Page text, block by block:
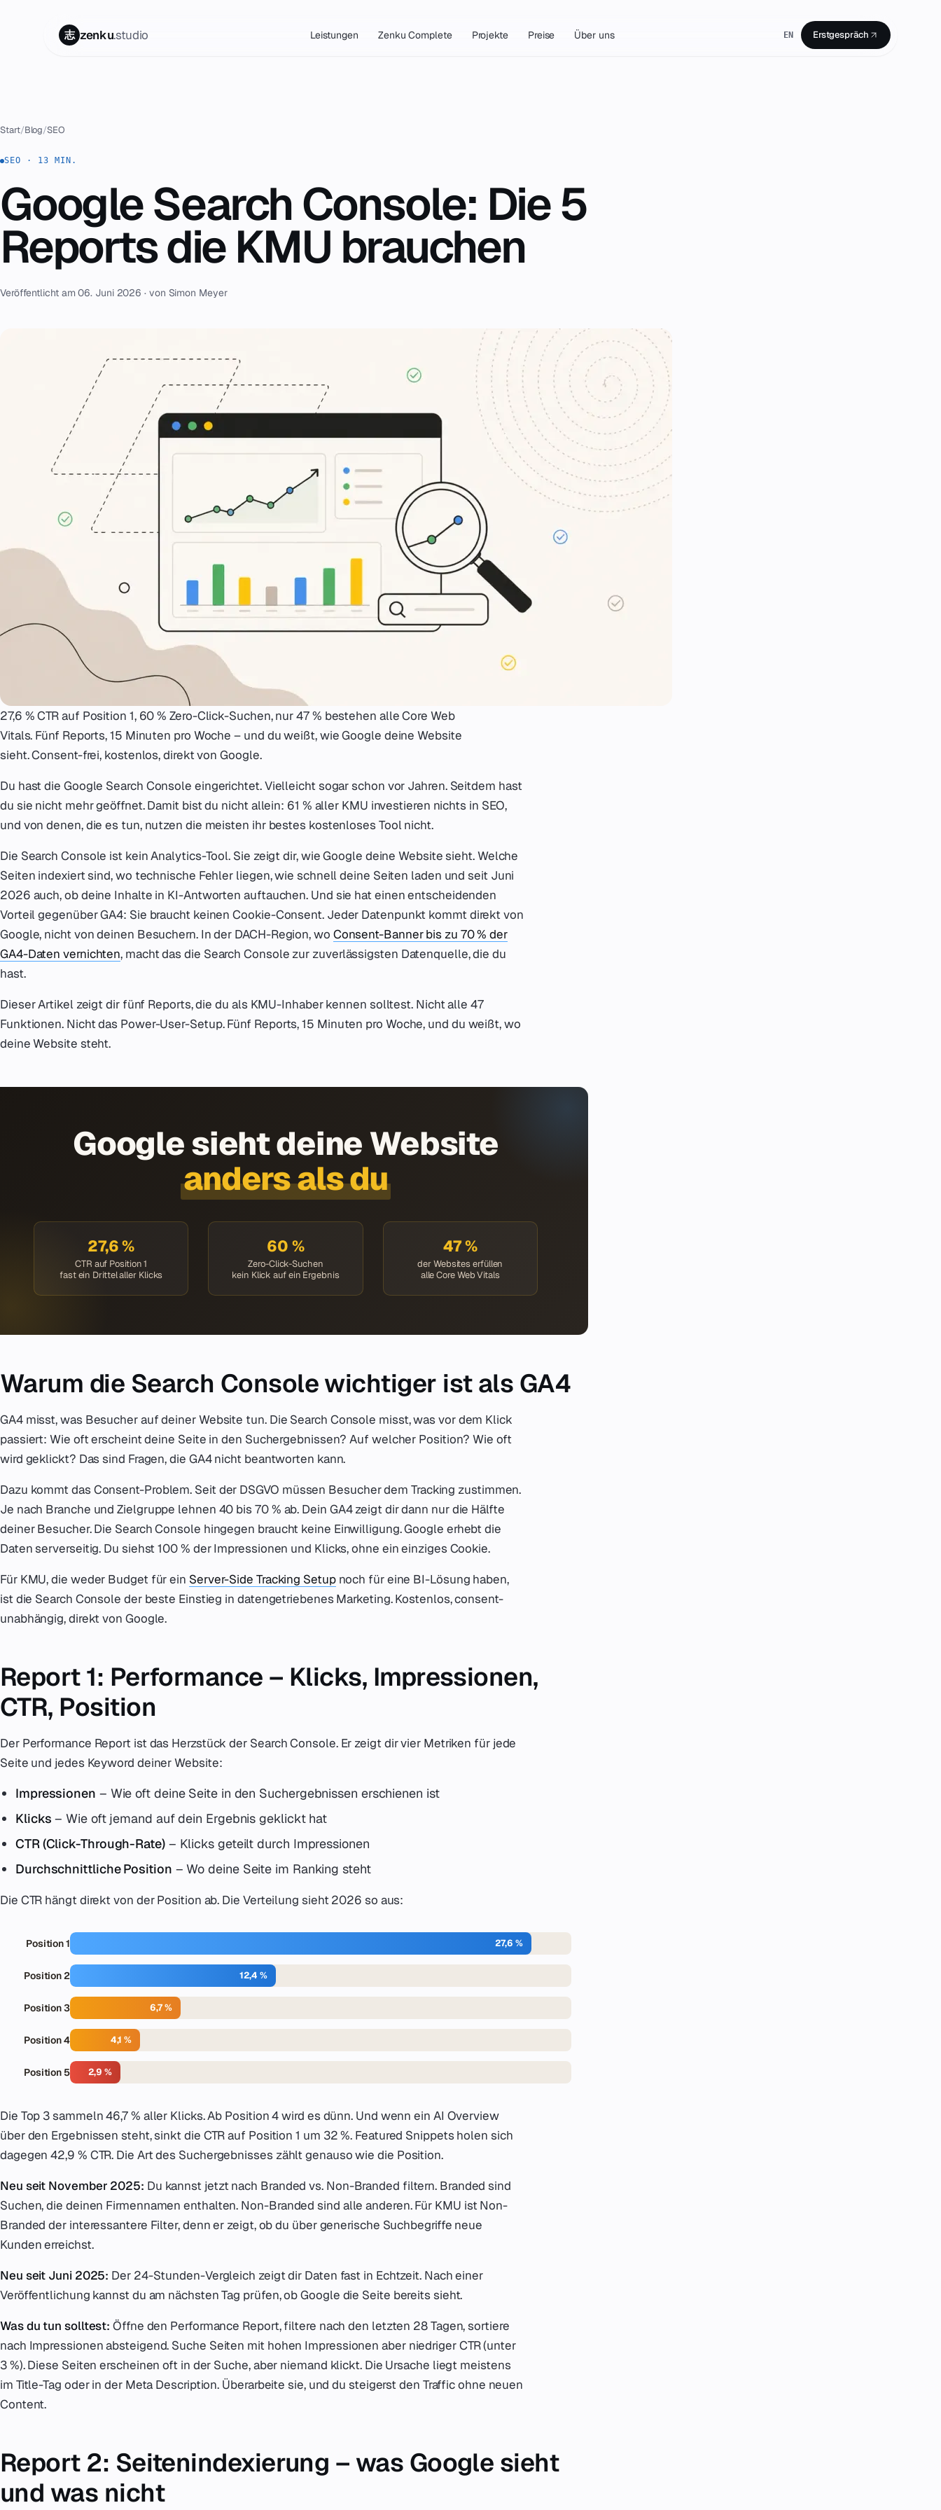
志 zenku.studio Leistungen Zenku Complete Projekte Preise Über uns EN Erstgespräch
02 Leistungen
03Zenku Complete
Projekte
Über uns
Kontakt
Notfall
08English
hello@zenku.studio
Start/Blog/SEO
SEO · 13 MIN.
Google Search Console: Die 5
Reports die KMU brauchen
Veröffentlicht am 06. Juni 2026 · von Simon Meyer
27,6 % CTR auf Position 1, 60 % Zero-Click-Suchen, nur 47 % bestehen alle Core Web
Vitals. Fünf Reports, 15 Minuten pro Woche – und du weißt, wie Google deine Website
sieht. Consent-frei, kostenlos, direkt von Google.
Du hast die Google Search Console eingerichtet. Vielleicht sogar schon vor Jahren. Seitdem hast
du sie nicht mehr geöffnet. Damit bist du nicht allein: 61 % aller KMU investieren nichts in SEO,
und von denen, die es tun, nutzen die meisten ihr bestes kostenloses Tool nicht.
Die Search Console ist kein Analytics-Tool. Sie zeigt dir, wie Google deine Website sieht. Welche
Seiten indexiert sind, wo technische Fehler liegen, wie schnell deine Seiten laden und seit Juni
2026 auch, ob deine Inhalte in KI-Antworten auftauchen. Und sie hat einen entscheidenden
Vorteil gegenüber GA4: Sie braucht keinen Cookie-Consent. Jeder Datenpunkt kommt direkt von
Google, nicht von deinen Besuchern. In der DACH-Region, wo Consent-Banner bis zu 70 % der
GA4-Daten vernichten, macht das die Search Console zur zuverlässigsten Datenquelle, die du
hast.
Dieser Artikel zeigt dir fünf Reports, die du als KMU-Inhaber kennen solltest. Nicht alle 47
Funktionen. Nicht das Power-User-Setup. Fünf Reports, 15 Minuten pro Woche, und du weißt, wo
deine Website steht.
Google sieht deine Website
anders als du
27,6 %
CTR auf Position 1
fast ein Drittel aller Klicks
60 %
Zero-Click-Suchen
kein Klick auf ein Ergebnis
47 %
der Websites erfüllen
alle Core Web Vitals
Warum die Search Console wichtiger ist als GA4
GA4 misst, was Besucher auf deiner Website tun. Die Search Console misst, was vor dem Klick
passiert: Wie oft erscheint deine Seite in den Suchergebnissen? Auf welcher Position? Wie oft
wird geklickt? Das sind Fragen, die GA4 nicht beantworten kann.
Dazu kommt das Consent-Problem. Seit der DSGVO müssen Besucher dem Tracking zustimmen.
Je nach Branche und Zielgruppe lehnen 40 bis 70 % ab. Dein GA4 zeigt dir dann nur die Hälfte
deiner Besucher. Die Search Console hingegen braucht keine Einwilligung. Google erhebt die
Daten serverseitig. Du siehst 100 % der Impressionen und Klicks, ohne ein einziges Cookie.
Für KMU, die weder Budget für ein Server-Side Tracking Setupnoch für eine BI-Lösung haben,
ist die Search Console der beste Einstieg in datengetriebenes Marketing. Kostenlos, consent-
unabhängig, direkt von Google.
Report 1: Performance – Klicks, Impressionen,
CTR, Position
Der Performance Report ist das Herzstück der Search Console. Er zeigt dir vier Metriken für jede
Seite und jedes Keyword deiner Website:
Impressionen – Wie oft deine Seite in den Suchergebnissen erschienen ist
Klicks – Wie oft jemand auf dein Ergebnis geklickt hat
CTR (Click-Through-Rate)– Klicks geteilt durch Impressionen
Durchschnittliche Position – Wo deine Seite im Ranking steht
Die CTR hängt direkt von der Position ab. Die Verteilung sieht 2026 so aus:
Position 1 27,6 %
Position 2 12,4 %
Position 3 6,7 %
Position 4 4,1 %
Position 5 2,9 %
Die Top 3 sammeln 46,7 % aller Klicks. Ab Position 4 wird es dünn. Und wenn ein AI Overview
über den Ergebnissen steht, sinkt die CTR auf Position 1 um 32 %. Featured Snippets holen sich
dagegen 42,9 % CTR. Die Art des Suchergebnisses zählt genauso wie die Position.
Neu seit November 2025: Du kannst jetzt nach Branded vs. Non-Branded filtern. Branded sind
Suchen, die deinen Firmennamen enthalten. Non-Branded sind alle anderen. Für KMU ist Non-
Branded der interessantere Filter, denn er zeigt, ob du über generische Suchbegriffe neue
Kunden erreichst.
Neu seit Juni 2025: Der 24-Stunden-Vergleich zeigt dir Daten fast in Echtzeit. Nach einer
Veröffentlichung kannst du am nächsten Tag prüfen, ob Google die Seite bereits sieht.
Was du tun solltest: Öffne den Performance Report, filtere nach den letzten 28 Tagen, sortiere
nach Impressionen absteigend. Suche Seiten mit hohen Impressionen aber niedriger CTR (unter
3 %). Diese Seiten erscheinen oft in der Suche, aber niemand klickt. Die Ursache liegt meistens
im Title-Tag oder in der Meta Description. Überarbeite sie, und du steigerst den Traffic ohne neuen
Content.
Report 2: Seitenindexierung – was Google sieht
und was nicht